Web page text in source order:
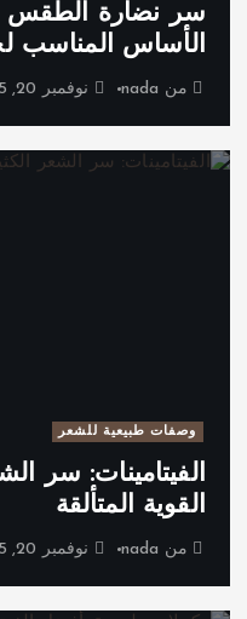
سر نضارة الطقس
الأساس المناسب
من nada نوفمبر 20, 2025
وصفات طبيعية للشعر
الفيتامينات: سر
القوية المتألقة
من nada نوفمبر 20, 2025